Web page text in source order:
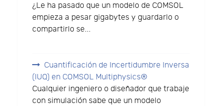
¿Le ha pasado que un modelo de COMSOL
empieza a pesar gigabytes y guardarlo o
compartirlo se...
Cuantificación de Incertidumbre Inversa
(IUQ) en COMSOL Multiphysics®
Cualquier ingeniero o diseñador que trabaje
con simulación sabe que un modelo